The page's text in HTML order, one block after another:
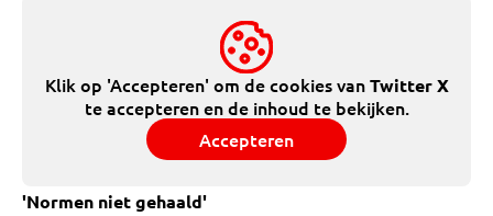
Klik op 'Accepteren' om de cookies vanTwitter X
te accepteren en de inhoud te bekijken.
Accepteren
'Normen niet gehaald'